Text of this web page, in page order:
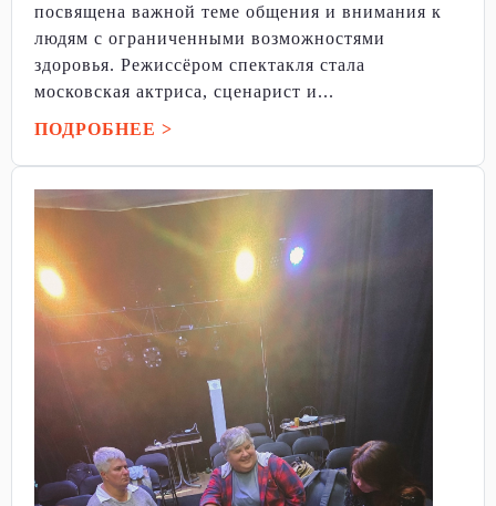
посвящена важной теме общения и внимания к
людям с ограниченными возможностями
здоровья. Режиссёром спектакля стала
московская актриса, сценарист и...
ПОДРОБНЕЕ >